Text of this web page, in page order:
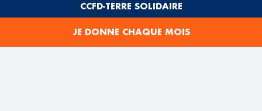
QUAND LA CASE BRÛLE, IL FAUT SORTIR LES
CCFD-TERRE SOLIDAIRE
JE DONNE CHAQUE MOIS